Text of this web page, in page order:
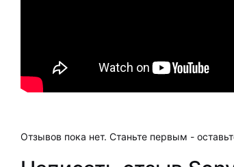
Отзывов пока нет. Станьте первым -